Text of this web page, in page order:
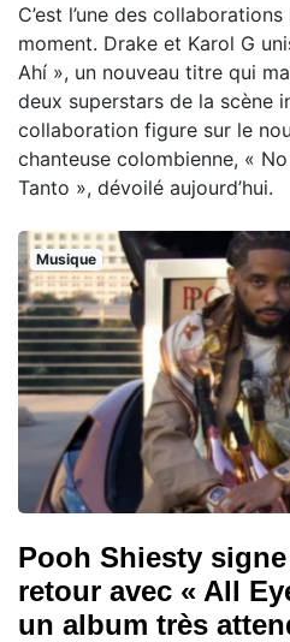
C’est l’une des
moment. Drake et Karol G
Ahí », un nouveau titre qui
deux superstars de la scène
collaboration figure sur le
chanteuse colombienne, «
Tanto », dévoilé aujourd’hui.
Musique
Pooh Shiesty
retour avec « All
un album très